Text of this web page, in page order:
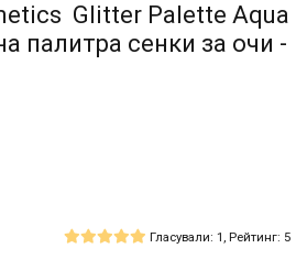
Glitter Palette Aqua
палитра сенки за очи -
Гласували: 1, Рейтинг: 5